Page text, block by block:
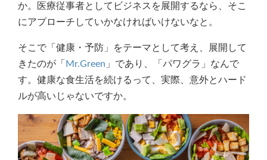
か。医療従事者としてビジネスを展開するなら、そこ
にアプローチしていかなければいけないなと。
そこで「健康・予防」をテーマとして考え、展開して
きたのが「 Mr.Green 」であり、「パワグラ」なんで
す。健康な食生活を続けるって、実際、意外とハード
ルが高いじゃないですか。